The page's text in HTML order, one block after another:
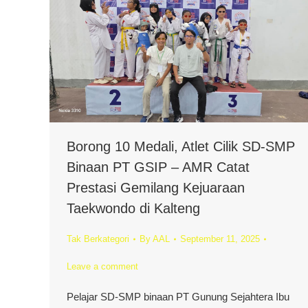
Borong 10 Medali, Atlet Cilik SD-SMP
Binaan PT GSIP – AMR Catat
Prestasi Gemilang Kejuaraan
Taekwondo di Kalteng
Tak Berkategori By AAL September 11, 2025
Leave a comment
Pelajar SD-SMP binaan PT Gunung Sejahtera Ibu